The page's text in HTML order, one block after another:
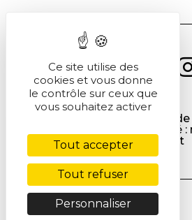
Politique
Accessibilité
Contact
Ce site utilise des
cookies et vous donne
le contrôle sur ceux que
vous souhaitez activer
Tout accepter
Tout refuser
Personnaliser